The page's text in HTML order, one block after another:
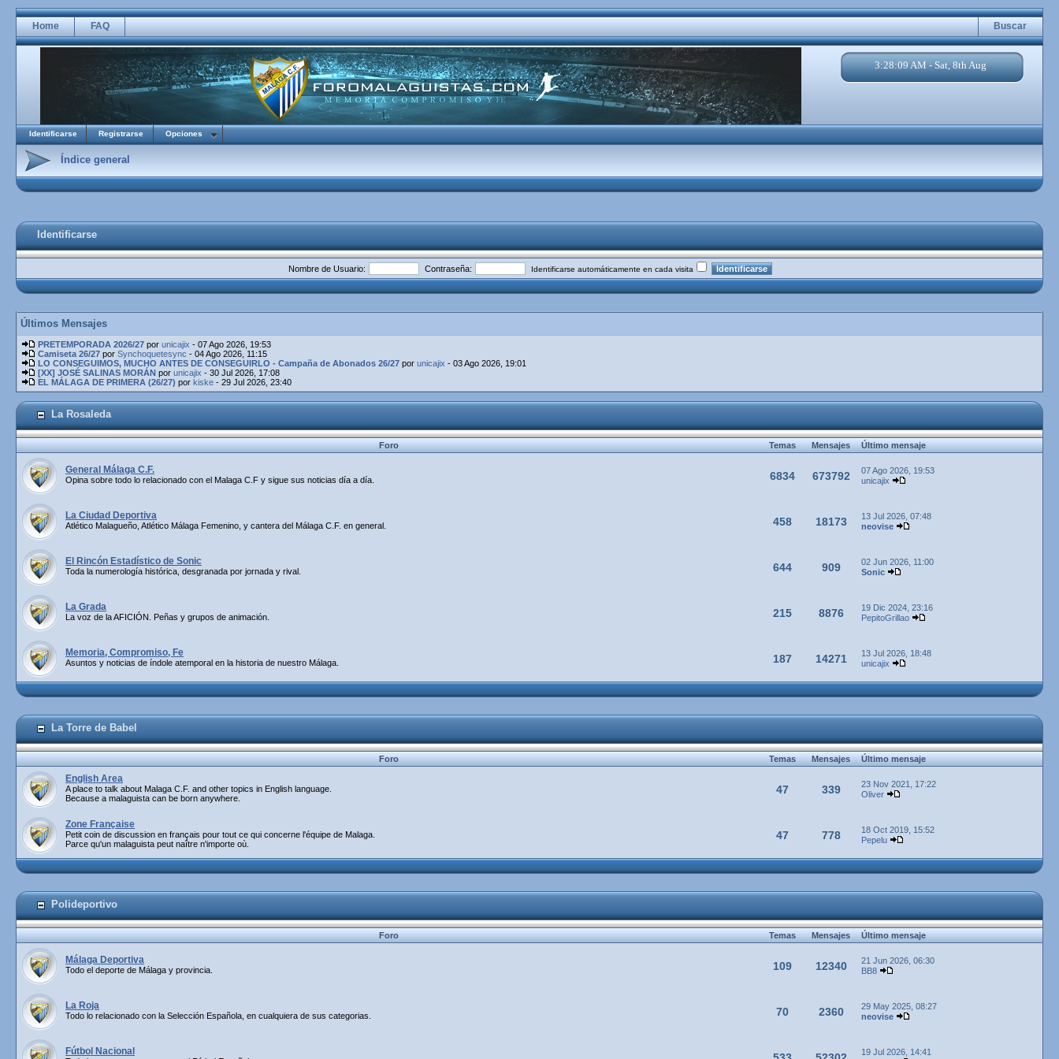
Home FAQ Buscar
3:28:10 AM - Sat, 8th Aug
Identificarse Registrarse Opciones
Índice general
Identificarse
Nombre de Usuario: Contraseña: Identificarse automáticamente en cada visita
Últimos Mensajes
PRETEMPORADA 2026/27 por unicajix - 07 Ago 2026, 19:53
Camiseta 26/27 por Synchoquetesync - 04 Ago 2026, 11:15
LO CONSEGUIMOS, MUCHO ANTES DE CONSEGUIRLO - Campaña de Abonados 26/27 por unicajix - 03 Ago 2026, 19:01
[XX] JOSÉ SALINAS MORÁN por unicajix - 30 Jul 2026, 17:08
EL MÁLAGA DE PRIMERA (26/27) por kiske - 29 Jul 2026, 23:40
La Rosaleda
Foro TemasMensajesÚltimo mensaje
General Málaga C.F.
Opina sobre todo lo relacionado con el Malaga C.F y sigue sus noticias día a día. 6834 673792
07 Ago 2026, 19:53
unicajix
La Ciudad Deportiva
Atlético Malagueño, Atlético Málaga Femenino, y cantera del Málaga C.F. en general. 458 18173
13 Jul 2026, 07:48
neovise
El Rincón Estadístico de Sonic
Toda la numerología histórica, desgranada por jornada y rival. 644 909
02 Jun 2026, 11:00
Sonic
La Grada
La voz de la AFICIÓN. Peñas y grupos de animación. 215 8876
19 Dic 2024, 23:16
PepitoGrillao
Memoria, Compromiso, Fe
Asuntos y noticias de índole atemporal en la historia de nuestro Málaga. 187 14271
13 Jul 2026, 18:48
unicajix
La Torre de Babel
Foro TemasMensajesÚltimo mensaje
English Area
A place to talk about Malaga C.F. and other topics in English language.
Because a malaguista can be born anywhere.
47 339
23 Nov 2021, 17:22
Oliver
Zone Française
Petit coin de discussion en français pour tout ce qui concerne l'équipe de Malaga.
Parce qu'un malaguista peut naître n'importe où.
47 778
18 Oct 2019, 15:52
Pepelu
Polideportivo
Foro TemasMensajesÚltimo mensaje
Málaga Deportiva
Todo el deporte de Málaga y provincia. 109 12340
21 Jun 2026, 06:30
BB8
La Roja
Todo lo relacionado con la Selección Española, en cualquiera de sus categorias. 70 2360
29 May 2025, 08:27
neovise
Fútbol Nacional
19 Jul 2026, 14:41